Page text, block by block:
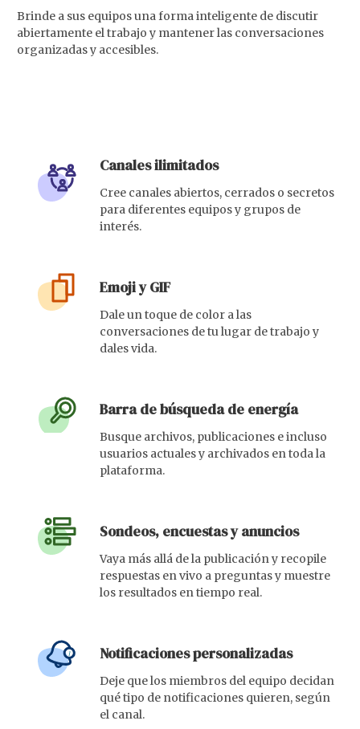
Brinde a sus equipos una forma inteligente de discutir
abiertamente el trabajo y mantener las conversaciones
organizadas y accesibles.
Canales ilimitados
Cree canales abiertos, cerrados o secretos
para diferentes equipos y grupos de
interés.
Emoji y GIF
Dale un toque de color a las
conversaciones de tu lugar de trabajo y
dales vida.
Barra de búsqueda de energía
Busque archivos, publicaciones e incluso
usuarios actuales y archivados en toda la
plataforma.
Sondeos, encuestas y anuncios
Vaya más allá de la publicación y recopile
respuestas en vivo a preguntas y muestre
los resultados en tiempo real.
Notificaciones personalizadas
Deje que los miembros del equipo decidan
qué tipo de notificaciones quieren, según
el canal.